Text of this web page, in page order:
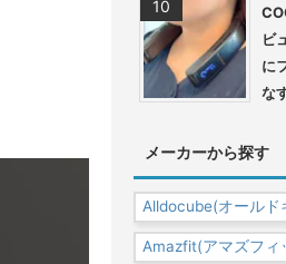
ビ
に
な
メーカーから探す
Alldocube(オールド
Amazfit(アマズフィ